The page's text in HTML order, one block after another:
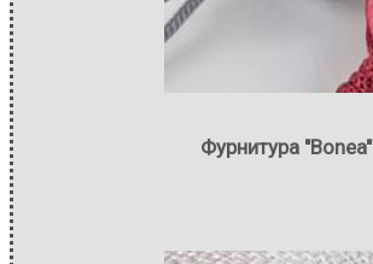
Фурнитура "Bonea"